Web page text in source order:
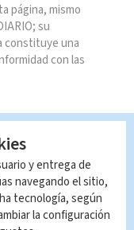
página, mismo
su
constituye una
con las
y entrega de
navegando el sitio,
tecnología, según
la configuración